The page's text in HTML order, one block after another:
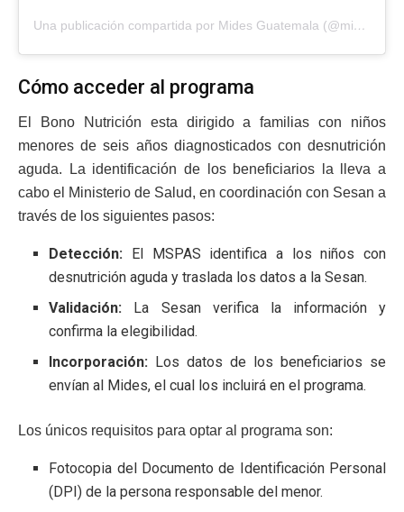
Una publicación compartida por Mides Guatemala (@midesgt)
Cómo acceder al programa
El Bono Nutrición esta dirigido a familias con niños
menores de seis años diagnosticados con desnutrición
aguda. La identificación de los beneficiarios la lleva a
cabo el Ministerio de Salud, en coordinación con Sesan a
través de los siguientes pasos:
Detección: El MSPAS identifica a los niños con
desnutrición aguda y traslada los datos a la Sesan.
Validación: La Sesan verifica la información y
confirma la elegibilidad.
Incorporación: Los datos de los beneficiarios se
envían al Mides, el cual los incluirá en el programa.
Los únicos requisitos para optar al programa son:
Fotocopia del Documento de Identificación Personal
(DPI) de la persona responsable del menor.